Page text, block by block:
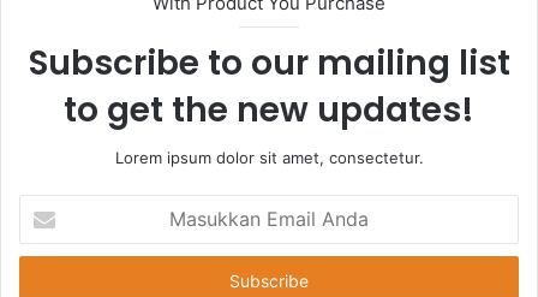
Subscribe to our mailing list
to get the new updates!
Lorem ipsum dolor sit amet, consectetur.
Email
Anda